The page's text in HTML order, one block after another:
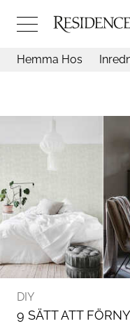
Trädgård
Video
Inredning
Livsstil
Resor
Mat & Dryck
Influencers
Mer
Hemma Hos
DIY
9 SÄTT ATT